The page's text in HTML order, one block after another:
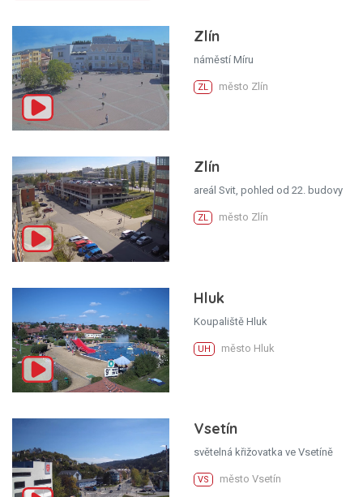
Zlín
náměstí Míru
ZL město Zlín
Zlín
areál Svit, pohled od 22. budovy
ZL město Zlín
Hluk
Koupaliště Hluk
UH město Hluk
Vsetín
světelná křižovatka ve Vsetíně
VS město Vsetín